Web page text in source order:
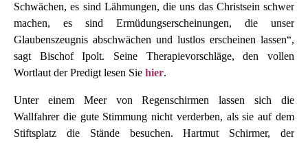
Schwächen, es sind Lähmungen, die uns das Christsein schwer
machen, es sind Ermüdungserscheinungen, die unser
Glaubenszeugnis abschwächen und lustlos erscheinen lassen“,
sagt Bischof Ipolt. Seine Therapievorschläge, den vollen
Wortlaut der Predigt lesen Sie hier.
Unter einem Meer von Regenschirmen lassen sich die
Wallfahrer die gute Stimmung nicht verderben, als sie auf dem
Stiftsplatz die Stände besuchen. Hartmut Schirmer, der